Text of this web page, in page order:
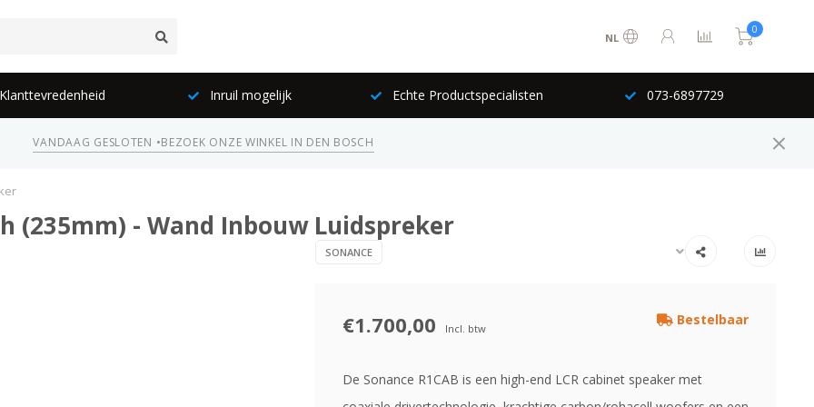
NL
0
Inruil mogelijk Echte Productspecialisten 073-6897729
VANDAAG GESLOTEN •BEZOEK ONZE WINKEL IN DEN BOSCH
(235mm) - Wand Inbouw Luidspreker
SONANCE
€1.700,00 Incl. btw
Bestelbaar
De Sonance R1CAB is een high-end LCR cabinet speaker met